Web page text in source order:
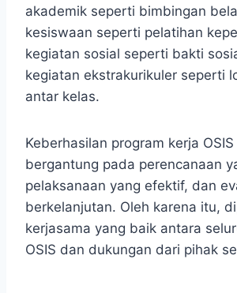
akademik seperti bimbingan
kesiswaan seperti pelatihan
kegiatan sosial seperti bakti
kegiatan ekstrakurikuler seperti
antar kelas.
Keberhasilan program kerja
bergantung pada perencanaan
pelaksanaan yang efektif, dan
berkelanjutan. Oleh karena itu,
kerjasama yang baik antara
OSIS dan dukungan dari pihak